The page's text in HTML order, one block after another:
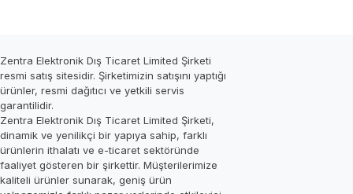
Zentra Elektronik Dış Ticaret Limited Şirketi
resmi satış sitesidir. Şirketimizin satışını yaptığı
ürünler, resmi dağıtıcı ve yetkili servis
garantilidir.
Zentra Elektronik Dış Ticaret Limited Şirketi,
dinamik ve yenilikçi bir yapıya sahip, farklı
ürünlerin ithalatı ve e-ticaret sektöründe
faaliyet gösteren bir şirkettir. Müşterilerimize
kaliteli ürünler sunarak, geniş ürün